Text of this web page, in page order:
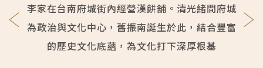
© 2026 JIU ZHEN NAN.CO All rights reserved
Site by 很好設計 Goods Design
李家在台南府城街內經營漢餅舖。清光緒間府城
為政治與文化中心，舊振南誕生於此，結合豐富
的歷史文化底蘊，為文化打下深厚根基